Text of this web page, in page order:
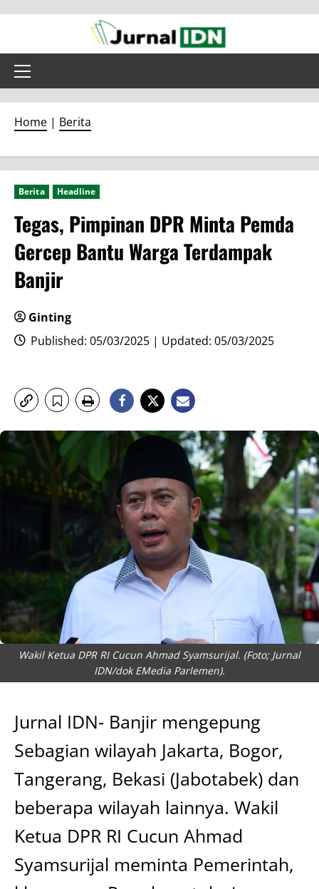
content
Primary
Home | Berita
Berita Headline
Tegas, Pimpinan DPR Minta Pemda
Gercep Bantu Warga Terdampak
Banjir
Ginting
Published: 05/03/2025 | Updated: 05/03/2025
Wakil Ketua DPR RI Cucun Ahmad Syamsurijal. (Foto; Jurnal
IDN/dok EMedia Parlemen).
Jurnal IDN- Banjir mengepung
Sebagian wilayah Jakarta, Bogor,
Tangerang, Bekasi (Jabotabek) dan
beberapa wilayah lainnya. Wakil
Ketua DPR RI Cucun Ahmad
Syamsurijal meminta Pemerintah,